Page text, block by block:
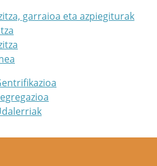
garraioa eta azpiegiturak